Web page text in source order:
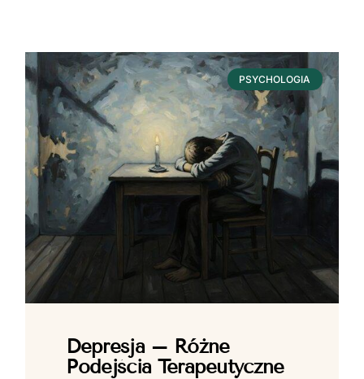
PSYCHOLOGIA
Depresja – Różne
Podejścia Terapeutyczne